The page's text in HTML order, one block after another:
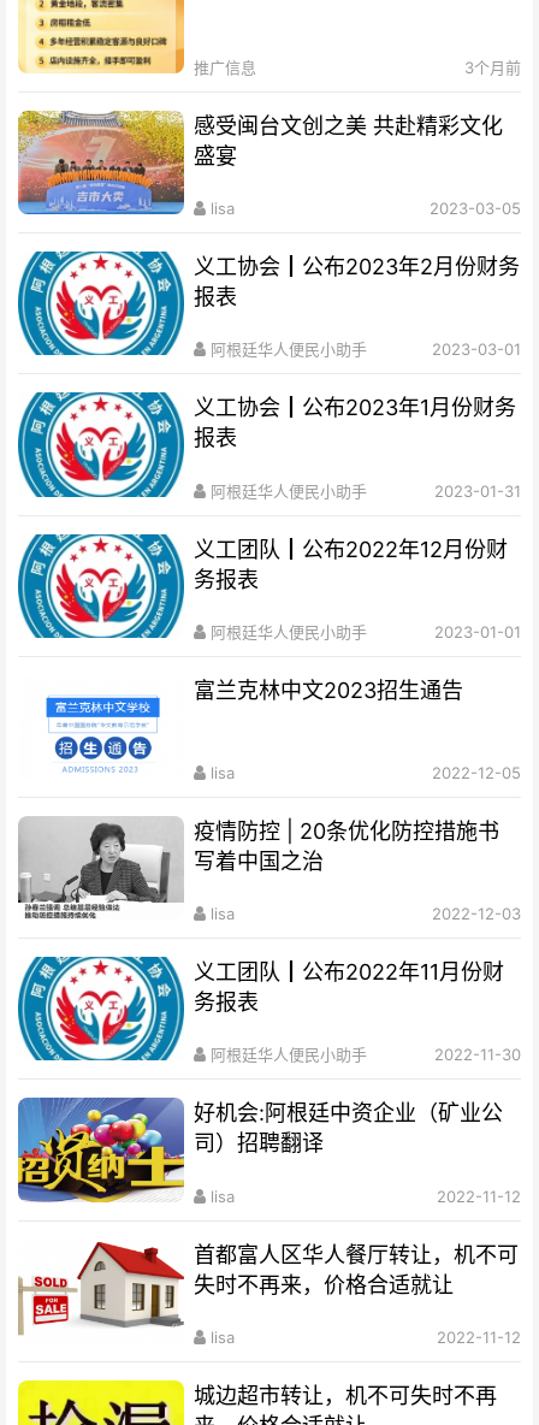
推广信息 3个月前
感受闽台文创之美 共赴精彩文化
盛宴
lisa 2023-03-05
义工协会┃公布2023年2月份财务
报表
阿根廷华人便民小助手 2023-03-01
义工协会┃公布2023年1月份财务
报表
阿根廷华人便民小助手 2023-01-31
义工团队┃公布2022年12月份财
务报表
阿根廷华人便民小助手 2023-01-01
富兰克林中文2023招生通告
lisa 2022-12-05
疫情防控 | 20条优化防控措施书
写着中国之治
lisa 2022-12-03
义工团队┃公布2022年11月份财
务报表
阿根廷华人便民小助手 2022-11-30
好机会:阿根廷中资企业（矿业公
司）招聘翻译
lisa 2022-11-12
首都富人区华人餐厅转让，机不可
失时不再来，价格合适就让
lisa 2022-11-12
城边超市转让，机不可失时不再